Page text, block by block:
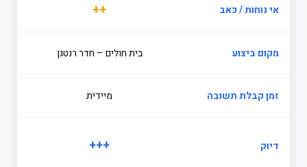
אי נוחות / כאב ++
מקום ביצוע בית חולים – חדר רנטגן
זמן קבלת תשובה מיידית
דיוק +++